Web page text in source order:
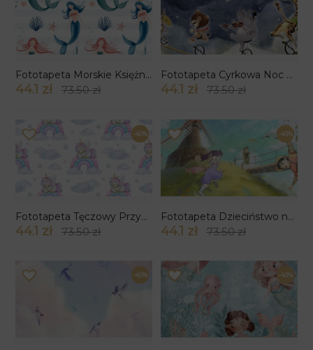
Fototapeta Morskie Księżniczki
44.1 zł 73.50 zł
Fototapeta Cyrkowa Noc nad Chmurami
44.1 zł 73.50 zł
-40%
Fototapeta Tęczowy Przystanek
44.1 zł 73.50 zł
-40%
Fototapeta Dzieciństwo na Wietrze
44.1 zł 73.50 zł
-40% -40%